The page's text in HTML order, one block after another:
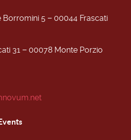
Borromini 5 − 00044 Frascati
31 − 00078 Monte Porzio